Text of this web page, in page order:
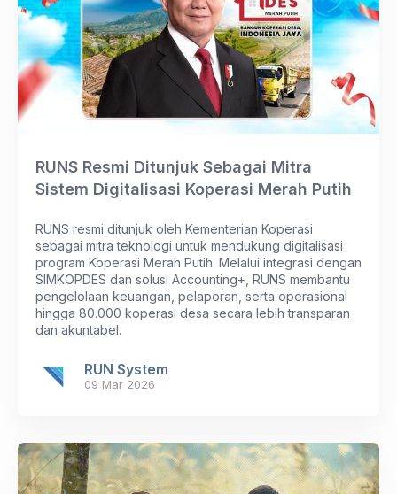
RUNS Resmi Ditunjuk Sebagai Mitra
Sistem Digitalisasi Koperasi Merah Putih
RUNS resmi ditunjuk oleh Kementerian Koperasi
sebagai mitra teknologi untuk mendukung digitalisasi
program Koperasi Merah Putih. Melalui integrasi dengan
SIMKOPDES dan solusi Accounting+, RUNS membantu
pengelolaan keuangan, pelaporan, serta operasional
hingga 80.000 koperasi desa secara lebih transparan
dan akuntabel.
RUN System
09 Mar 2026